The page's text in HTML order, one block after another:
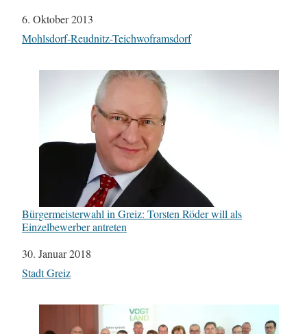
Datum
6. Oktober 2013
In Bezug auf
Mohlsdorf-Reudnitz-Teichwoframsdorf
Bürgermeisterwahl in Greiz: Torsten Röder will als
Einzelbewerber antreten
Datum
30. Januar 2018
In Bezug auf
Stadt Greiz